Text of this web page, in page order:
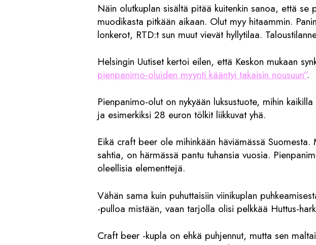
Näin olutkuplan sisältä pitää kuitenkin sanoa, että
muodikasta pitkään aikaan. Olut myy hitaammin.
lonkerot, RTD:t sun muut vievät hyllytilaa.
Helsingin Uutiset kertoi eilen, että Keskon mukaan
pienpanimo-oluiden myynti kääntyi takaisin nousuun”.
Pienpanimo-olut on nykyään luksustuote, mihin
ja esimerkiksi 28 euron tölkit liikkuvat yhä.
Eikä craft beer ole mihinkään häviämässä
sahtia, on härmässä pantu tuhansia vuosia.
oleellisia elementtejä.
Vähän sama kuin puhuttaisiin viinikuplan
-pulloa mistään, vaan tarjolla olisi pelkkää Huttus-
Craft beer -kupla on ehkä puhjennut, mutta sen